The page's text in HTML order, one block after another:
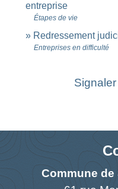
entreprise
Étapes de vie
Redressement
Entreprises en difficulté
Commune